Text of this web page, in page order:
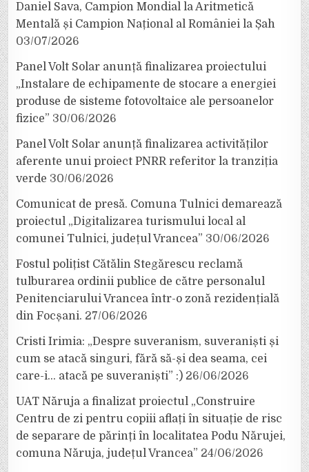
Daniel Sava, Campion Mondial la Aritmetică
Mentală și Campion Național al României la Șah
03/07/2026
Panel Volt Solar anunță finalizarea proiectului
„Instalare de echipamente de stocare a energiei
produse de sisteme fotovoltaice ale persoanelor
fizice” 30/06/2026
Panel Volt Solar anunță finalizarea activităților
aferente unui proiect PNRR referitor la tranziția
verde 30/06/2026
Comunicat de presă. Comuna Tulnici demarează
proiectul „Digitalizarea turismului local al
comunei Tulnici, județul Vrancea” 30/06/2026
Fostul polițist Cătălin Stegărescu reclamă
tulburarea ordinii publice de către personalul
Penitenciarului Vrancea într-o zonă rezidențială
din Focșani. 27/06/2026
Cristi Irimia: „Despre suveranism, suveraniști și
cum se atacă singuri, fără să-și dea seama, cei
care-i… atacă pe suveraniști” :) 26/06/2026
UAT Năruja a finalizat proiectul „Construire
Centru de zi pentru copiii aflați în situație de risc
de separare de părinți în localitatea Podu Nărujei,
comuna Năruja, județul Vrancea” 24/06/2026